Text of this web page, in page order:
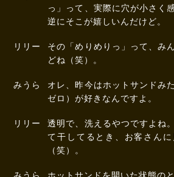
っ」って、実際に穴が小さく
逆にそこが嬉しいんだけど。
リリー
その「めりめりっ」って、み
どね（笑）。
みうら
オレ、昨今はホットサンドみ
ゼロ）が好きなんですよ。
リリー
透明で、洗えるやつですよね
て干してるとき、お客さんに
（笑）。